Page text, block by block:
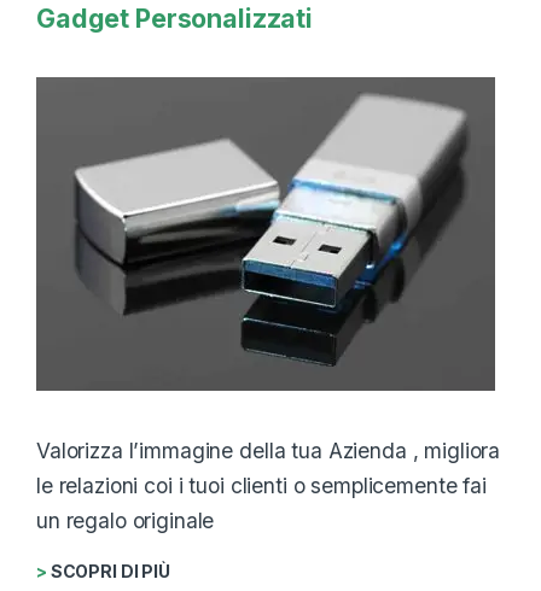
Gadget Personalizzati
Valorizza l’immagine della tua Azienda , migliora
le relazioni coi i tuoi clienti o semplicemente fai
un regalo originale
> SCOPRI DI PIÙ